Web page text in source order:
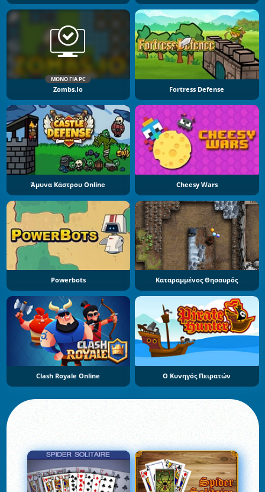
ΜΌΝΟ ΓΙΑ PC
Zombs.io Fortress Defense
Άμυνα Κάστρου Online Cheesy Wars
Powerbots Καταραμμένος Θησαυρός
Clash Royale Online Ο Κυνηγός Πειρατών